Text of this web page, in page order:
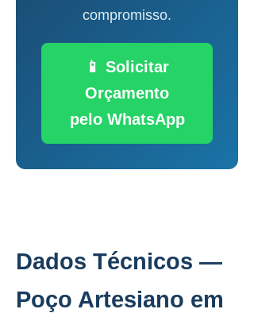
compromisso.
📱 Solicitar
Orçamento
pelo WhatsApp
Dados Técnicos —
Poço Artesiano em